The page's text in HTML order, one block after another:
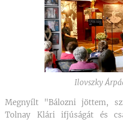
Ilovszky
Megnyílt "Bálozni jöttem,
Tolnay Klári ifjúságát és